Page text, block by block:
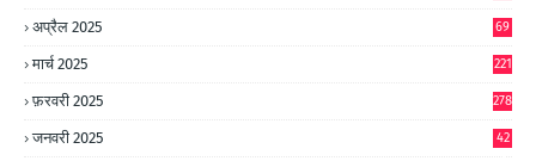
अप्रैल 2025 69
मार्च 2025 221
फ़रवरी 2025 278
जनवरी 2025
42